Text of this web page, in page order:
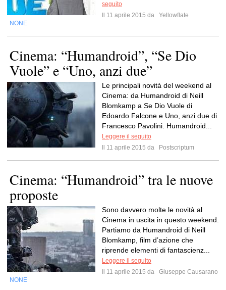
seguito
Il 11 aprile 2015 da
Yellowflate
NONE
Cinema: “Humandroid”, “Se Dio
Vuole” e “Uno, anzi due”
Le principali novità del weekend al
Cinema: da Humandroid di Neill
Blomkamp a Se Dio Vuole di
Edoardo Falcone e Uno, anzi due di
Francesco Pavolini. Humandroid...
Leggere il seguito
Il 11 aprile 2015 da
Postscriptum
Cinema: “Humandroid” tra le nuove
proposte
Sono davvero molte le novità al
Cinema in uscita in questo weekend.
Partiamo da Humandroid di Neill
Blomkamp, film d’azione che
riprende elementi di fantascienz...
Leggere il seguito
Il 11 aprile 2015 da
Giuseppe Causarano
NONE